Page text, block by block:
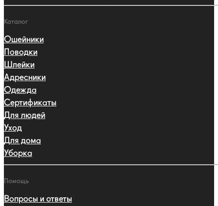
Каталог
Ошейники
Поводки
Шлейки
Адресники
Одежда
Сертификаты
Для людей
Уход
Для дома
Уборка
Помощь
Вопросы и ответы